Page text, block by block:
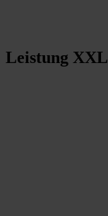
Leistung XXL